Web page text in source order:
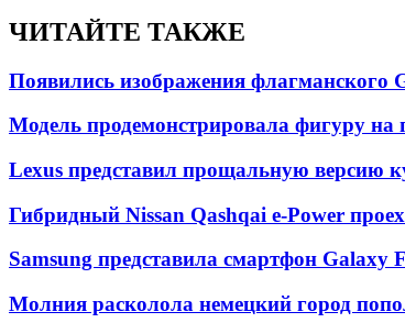
ЧИТАЙТЕ ТАКЖЕ
Появились изображения флагманского
Модель продемонстрировала фигуру на
Lexus представил прощальную версию
Гибридный Nissan Qashqai e-Power
Samsung представила смартфон Galaxy
Молния расколола немецкий город